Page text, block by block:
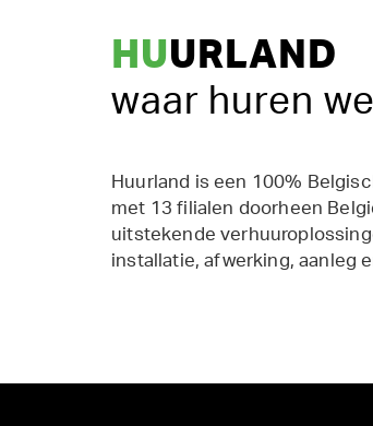
HUURLAND
waar huren
Huurland is een 100%
met 13 filialen doorheen
uitstekende
installatie, afwerking, aanleg